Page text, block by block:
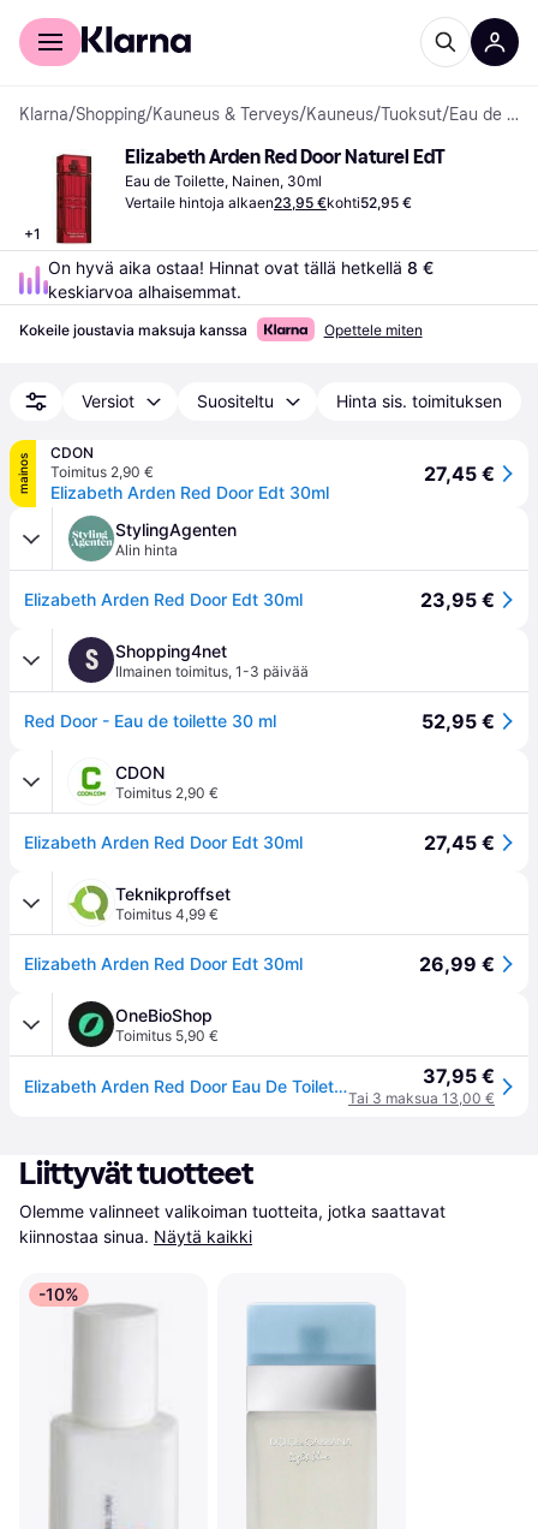
Kuluttajille
Klarna/Shopping/Kauneus & Terveys/Kauneus/Tuoksut/ Eau de Toilette
+1
Elizabeth Arden Red Door Naturel EdT
Eau de Toilette, Nainen, 30ml
Vertaile hintoja alkaen23,95 €kohti52,95 €
On hyvä aika ostaa! Hinnat ovat tällä hetkellä 8 €
keskiarvoa alhaisemmat.
Kokeile joustavia maksuja kanssa Opettele miten
Versiot Suositeltu Hinta sis. toimituksen
mainos
CDON
Toimitus 2,90 €
Elizabeth Arden Red Door Edt 30ml
27,45 €
StylingAgenten
Alin hinta
Elizabeth Arden Red Door Edt 30ml 23,95 €
S Shopping4net
Ilmainen toimitus, 1-3 päivää
Red Door - Eau de toilette 30 ml 52,95 €
CDON
Toimitus 2,90 €
Elizabeth Arden Red Door Edt 30ml 27,45 €
Teknikproffset
Toimitus 4,99 €
Elizabeth Arden Red Door Edt 30ml 26,99 €
OneBioShop
Toimitus 5,90 €
Elizabeth Arden Red Door Eau De Toilette Spray 30ml 37,95 €
Tai 3 maksua 13,00 €
Liittyvät tuotteet
Olemme valinneet valikoiman tuotteita, jotka saattavat
kiinnostaa sinua. Näytä kaikki
-10%